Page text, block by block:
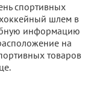
спортивных
шлем в
информацию
на
товаров